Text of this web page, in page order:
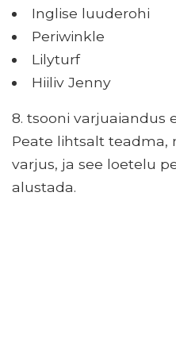
Inglise luuderohi
Periwinkle
Lilyturf
Hiiliv Jenny
8. tsooni varjuaiandus
Peate lihtsalt teadma,
varjus, ja see loetelu
alustada.